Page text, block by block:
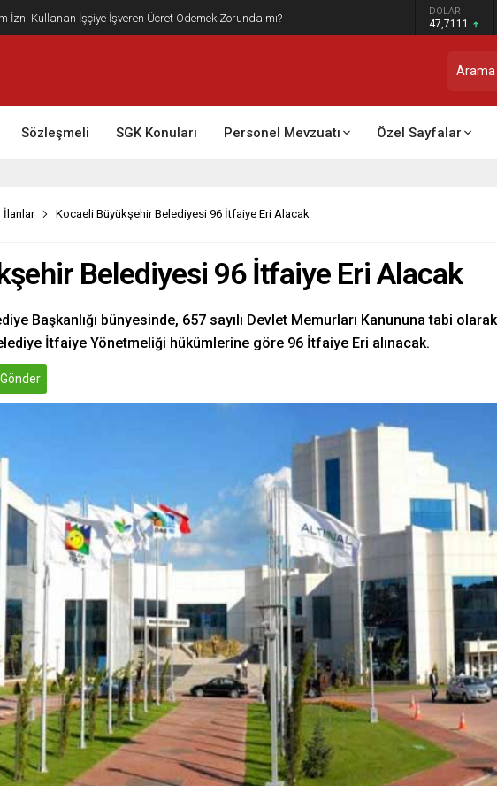
Mesai Ödemesinde Heyet Raporu Dikkate Alınır Mı? DOLAR
47,7111
Sözleşmeli SGK Konuları Personel Mevzuatı Özel Sayfalar
İlanlar Kocaeli Büyükşehir Belediyesi 96 İtfaiye Eri Alacak
Belediyesi 96 İtfaiye Eri Alacak
Başkanlığı bünyesinde, 657 sayılı Devlet Memurları Kanununa tabi olarak
İtfaiye Yönetmeliği hükümlerine göre 96 İtfaiye Eri alınacak.
Gönder